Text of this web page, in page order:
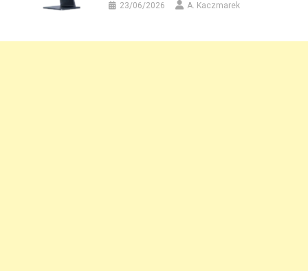
23/06/2026 A. Kaczmarek